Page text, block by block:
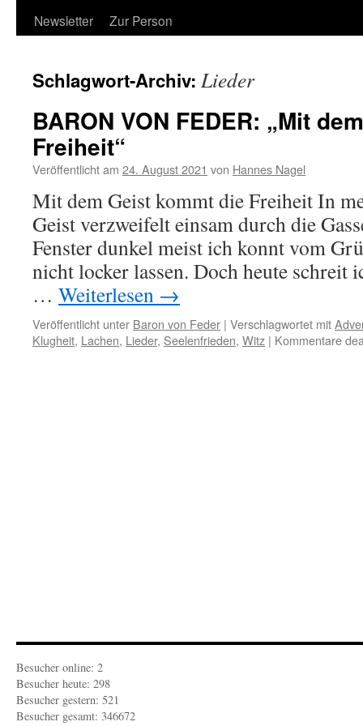
Newsletter
Zur Person
Schlagwort-Archiv: Lieder
BARON VON FEDER: „Mit
Freiheit“
Veröffentlicht am 24. August 2021 von Hannes Nagel
Mit dem Geist kommt die Freiheit In
Geist verzweifelt einsam durch die
Fenster dunkel meist ich konnt vom
nicht locker lassen. Doch heute schreit
… Weiterlesen →
Veröffentlicht unter Baron von Feder | Verschlagwortet mit
Klugheit, Lachen, Lieder, Seelenfrieden, Witz | Kommentare
Besucher online: 2
Besucher heute: 298
Besucher gestern: 521
Besucher gesamt: 346672